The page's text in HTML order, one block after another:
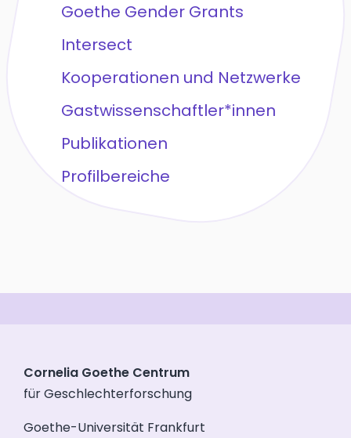
Goethe Gender Grants
Intersect
Kooperationen und Netzwerke
Gastwissenschaftler*innen
Publikationen
Profilbereiche
Cornelia Goethe Centrum
für Geschlechterforschung
Goethe-Universität Frankfurt